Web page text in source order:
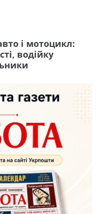
і мотоцикл:
водійку